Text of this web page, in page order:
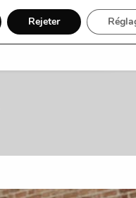
Recherche
Rejeter